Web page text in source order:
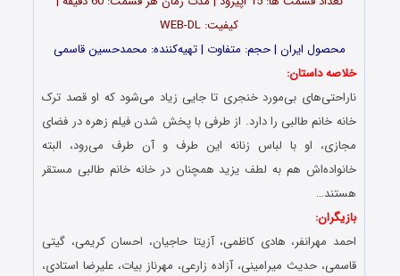
کیفیت: WEB-DL
محصول ایران | حجم: متفاوت | تهیه‌کننده: محمدحسین قاسمی
خلاصه داستان:
ناراحتی‌های بی‌مورد خنجری تا جایی زیاد می‌شود که او قصد ترک
خانه خانم طالبی را دارد. از طرفی با پخش شدن فیلم زهره در فضای
مجازی، او با لباس زنانه این طرف و آن طرف می‌رود، البته
خانواده‌اش هم به لطف یزید همچنان در خانه خانم طالبی مستقر
هستند…
بازیگران:
احمد مهرانفر، هادی کاظمی، آزیتا حاجیان، احسان کریمی، گیتی
قاسمی، حدیث میرامینی، آزاده زارعی، مهرناز بیات، علیرضا استادی،